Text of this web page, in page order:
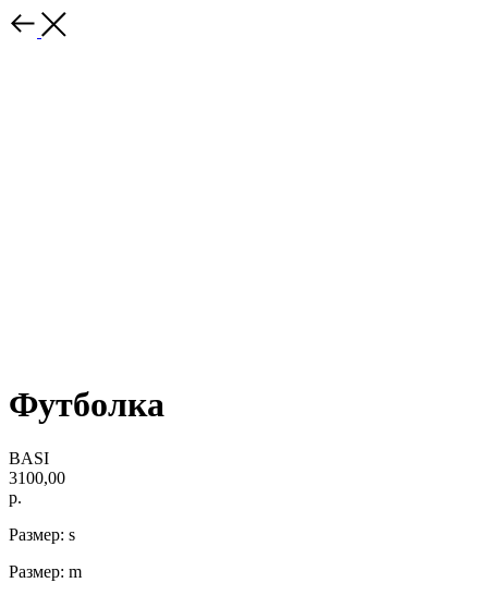
Футболка
BASI
3100,00
р.
Размер: s
Размер: m